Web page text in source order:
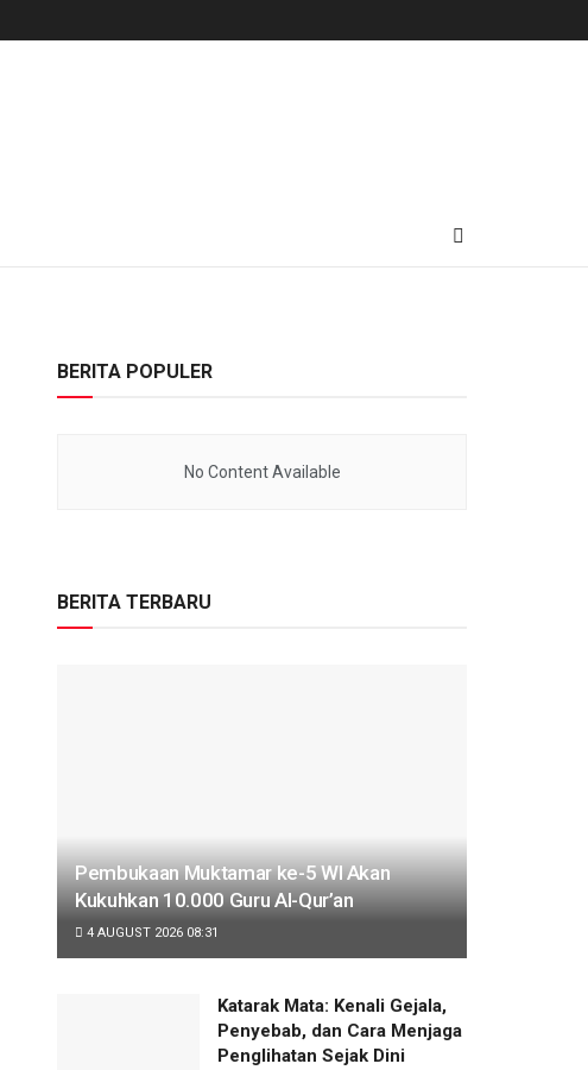
BERITA POPULER
No Content Available
BERITA TERBARU
Pembukaan Muktamar ke-5 WI Akan
Kukuhkan 10.000 Guru Al-Qur’an
4 AUGUST 2026 08:31
Katarak Mata: Kenali Gejala,
Penyebab, dan Cara Menjaga
Penglihatan Sejak Dini